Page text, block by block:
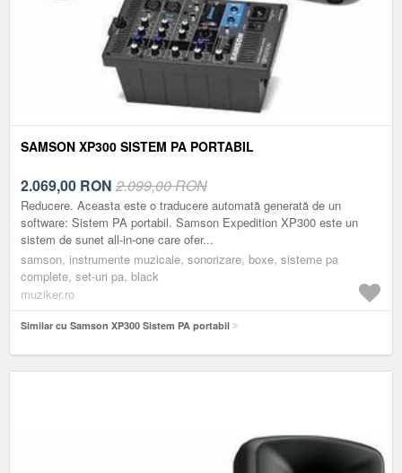
SAMSON XP300 SISTEM PA PORTABIL
2.069,00 RON 2.099,00 RON
Reducere. Aceasta este o traducere automată generată de un
software: Sistem PA portabil. Samson Expedition XP300 este un
sistem de sunet all-in-one care ofer...
samson, instrumente muzicale, sonorizare, boxe, sisteme pa
complete, set-uri pa, black
muziker.ro
Similar cu Samson XP300 Sistem PA portabil